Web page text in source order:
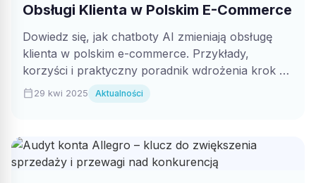
Obsługi Klienta w Polskim E-Commerce
Dowiedz się, jak chatboty AI zmieniają obsługę
klienta w polskim e-commerce. Przykłady,
korzyści i praktyczny poradnik wdrożenia krok po
kroku....
calendar_today29 kwi 2025 Aktualności